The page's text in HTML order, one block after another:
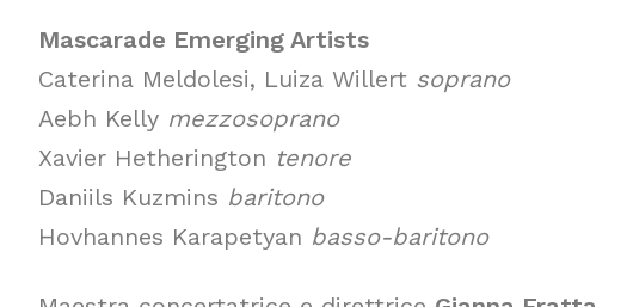
Mascarade Emerging Artists
Caterina Meldolesi, Luiza Willert soprano
Aebh Kelly mezzosoprano
Xavier Hetherington tenore
Daniils Kuzmins baritono
Hovhannes Karapetyan basso-baritono